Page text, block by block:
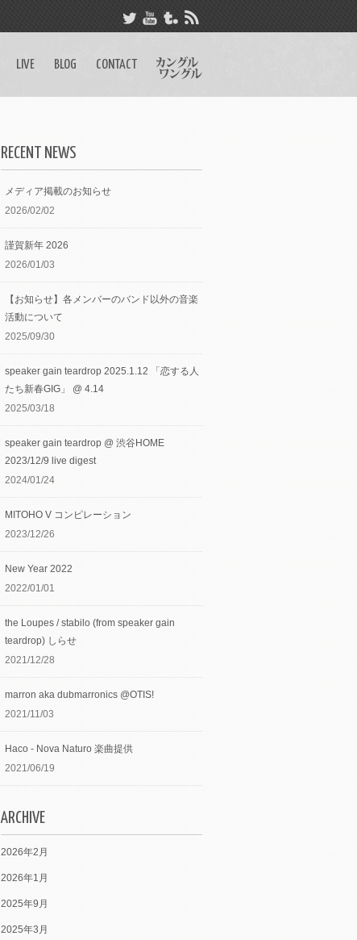
LIVE BLOG CONTACT
RECENT NEWS
メディア掲載のお知らせ
2026/02/02
謹賀新年 2026
2026/01/03
【お知らせ】各メンバーのバンド以外の音楽
活動について
2025/09/30
speaker gain teardrop 2025.1.12 「恋する人
たち新春GIG」 @ 4.14
2025/03/18
speaker gain teardrop @ 渋谷HOME
2023/12/9 live digest
2024/01/24
MITOHO V コンピレーション
2023/12/26
New Year 2022
2022/01/01
the Loupes / stabilo (from speaker gain
teardrop) しらせ
2021/12/28
marron aka dubmarronics @OTIS!
2021/11/03
Haco - Nova Naturo 楽曲提供
2021/06/19
ARCHIVE
2026年2月
2026年1月
2025年9月
2025年3月